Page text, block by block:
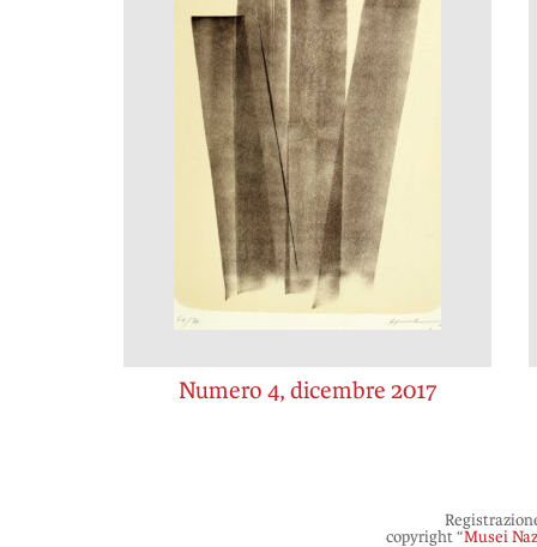
Numero 4, dicembre 2017
copyright “Musei